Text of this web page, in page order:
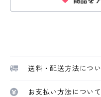
送料・配送方法につ
お支払い方法について